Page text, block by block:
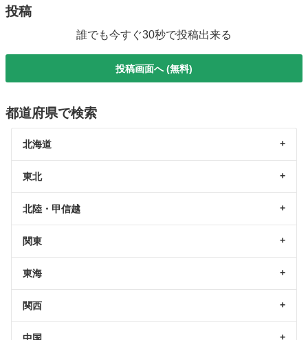
投稿
誰でも今すぐ30秒で投稿出来る
投稿画面へ (無料)
都道府県で検索
北海道
東北
北陸・甲信越
関東
東海
関西
中国